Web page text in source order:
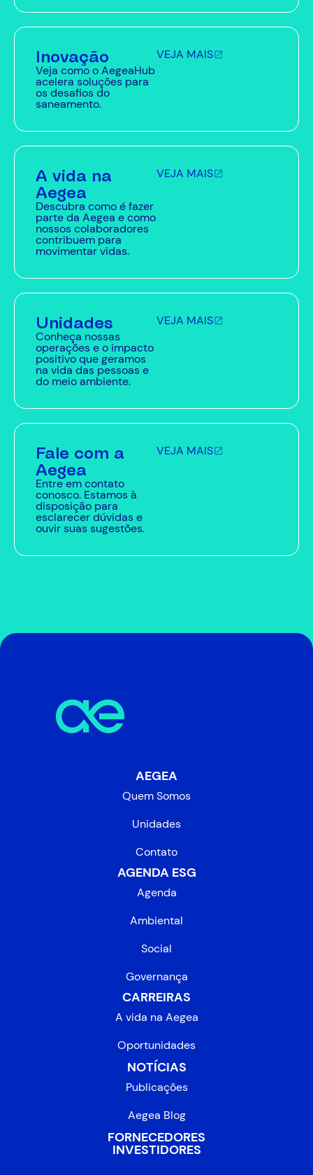
Inovação
Veja como o AegeaHub
acelera soluções para
os desafios do
saneamento.
VEJA MAIS
A vida na
Aegea
Descubra como é fazer
parte da Aegea e como
nossos colaboradores
contribuem para
movimentar vidas.
VEJA MAIS
Unidades
Conheça nossas
operações e o impacto
positivo que geramos
na vida das pessoas e
do meio ambiente.
VEJA MAIS
Fale com a
Aegea
Entre em contato
conosco. Estamos à
disposição para
esclarecer dúvidas e
ouvir suas sugestões.
VEJA MAIS
AEGEA
Quem Somos
Unidades
Contato
AGENDA ESG
Agenda
Ambiental
Social
Governança
CARREIRAS
A vida na Aegea
Oportunidades
NOTÍCIAS
Publicações
Aegea Blog
FORNECEDORES
INVESTIDORES